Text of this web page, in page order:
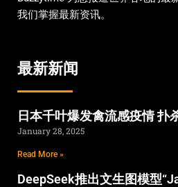
我们掌握最新资讯。
最新新闻
日本千叶爆发禽流感疫情 扑
January 28, 2025
Read More »
DeepSeek推出文生图模型